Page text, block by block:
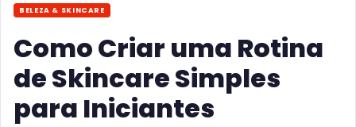
BELEZA & SKINCARE
Como Criar uma Rotina
de Skincare Simples
para Iniciantes